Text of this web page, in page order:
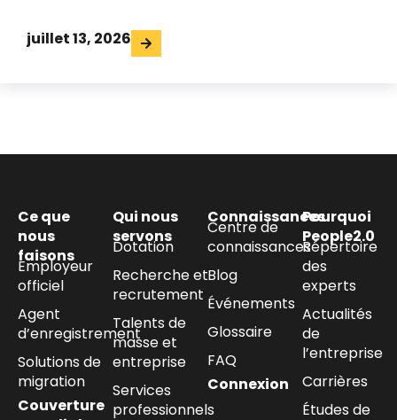
juillet 13, 2026
Ce que
nous
faisons
Employeur
officiel
Agent
d’enregistrement
Solutions de
migration
Couverture
Qui nous
servons
Dotation
Recherche et
recrutement
Talents de
masse et
entreprise
Services
professionnels
Connaissances
Centre de
connaissances
Blog
Événements
Glossaire
FAQ
Connexion
Pourquoi
People2.0
Répertoire
des
experts
Actualités
de
l’entreprise
Carrières
Études de